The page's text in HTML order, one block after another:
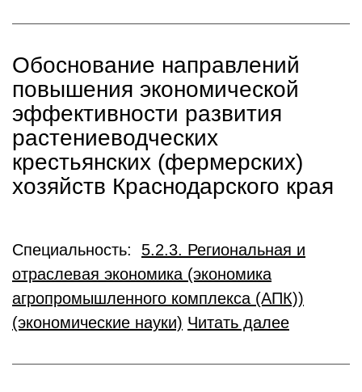
Обоснование направлений
повышения экономической
эффективности развития
растениеводческих
крестьянских (фермерских)
хозяйств Краснодарского края
Специальность: 5.2.3. Региональная и
отраслевая экономика (экономика
агропромышленного комплекса (АПК))
(экономические науки) Читать далее